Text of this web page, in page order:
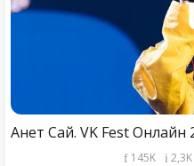
Анет Сай. VK Fest Онлайн
145K 2,3K